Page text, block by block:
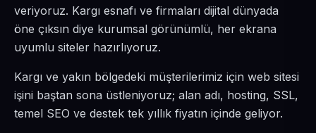
veriyoruz. Kargı esnafı ve firmaları dijital dünyada
öne çıksın diye kurumsal görünümlü, her ekrana
uyumlu siteler hazırlıyoruz.
Kargı ve yakın bölgedeki müşterilerimiz için web sitesi
işini baştan sona üstleniyoruz; alan adı, hosting, SSL,
temel SEO ve destek tek yıllık fiyatın içinde geliyor.